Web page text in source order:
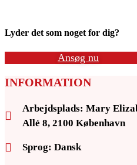
Lyder det som noget for dig?
Ansøg nu
INFORMATION
Arbejdsplads: Mary
Allé 8, 2100 København
Sprog: Dansk